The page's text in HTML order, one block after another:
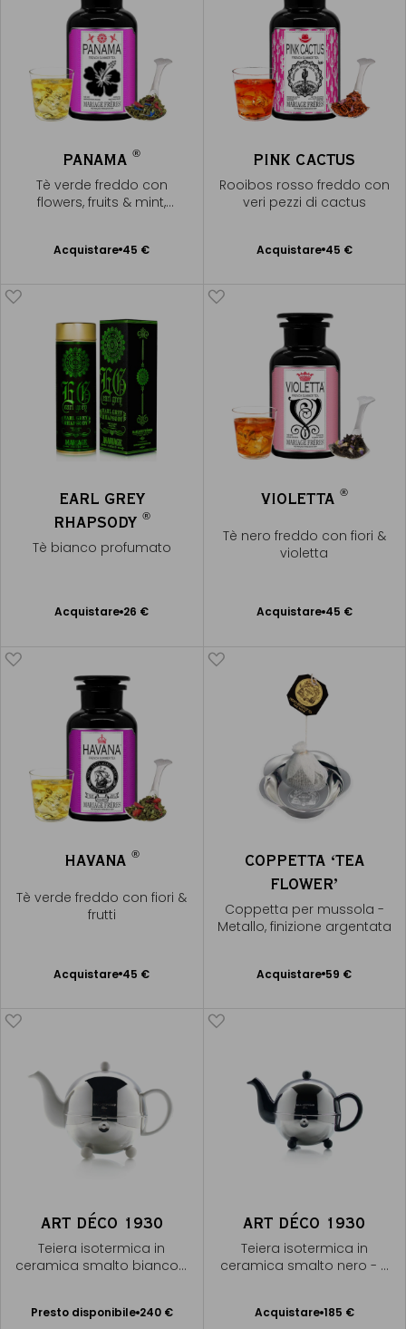
PANAMA®
Tè verde freddo con
flowers, fruits & mint,
Acquistare 45 €
Aggiungere
PINK CACTUS
Rooibos rosso freddo con
veri pezzi di cactus
Acquistare 45 €
Aggiungere
EARL GREY
RHAPSODY ®
Tè bianco profumato
Acquistare 26 €
Aggiungere
VIOLETTA ®
Tè nero freddo con fiori &
violetta
Acquistare 45 €
Aggiungere
HAVANA ®
Tè verde freddo con fiori &
frutti
Acquistare 45 €
Aggiungere
COPPETTA ‘TEA
FLOWER’
Coppetta per mussola -
Metallo, finizione argentata
Acquistare 59 €
Aggiungere
ART DÉCO 1930
Teiera isotermica in
ceramica smalto bianco -
Presto disponibile 240 €
ART DÉCO 1930
Teiera isotermica in
ceramica smalto nero - 3
Acquistare 185 €
Aggiungere